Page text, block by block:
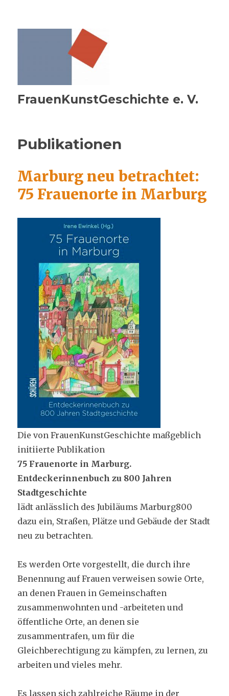
FrauenKunstGeschichte e. V.
Publikationen
Marburg neu betrachtet:
75 Frauenorte in Marburg
Die von FrauenKunstGeschichte maßgeblich
initiierte Publikation
75 Frauenorte in Marburg.
Entdeckerinnenbuch zu 800 Jahren
Stadtgeschichte
lädt anlässlich des Jubiläums Marburg800
dazu ein, Straßen, Plätze und Gebäude der Stadt
neu zu betrachten.
Es werden Orte vorgestellt, die durch ihre
Benennung auf Frauen verweisen sowie Orte,
an denen Frauen in Gemeinschaften
zusammenwohnten und -arbeiteten und
öffentliche Orte, an denen sie
zusammentrafen, um für die
Gleichberechtigung zu kämpfen, zu lernen, zu
arbeiten und vieles mehr.
Es lassen sich zahlreiche Räume in der